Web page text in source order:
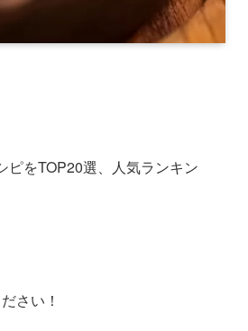
ピをTOP20選、人気ランキン
さい！